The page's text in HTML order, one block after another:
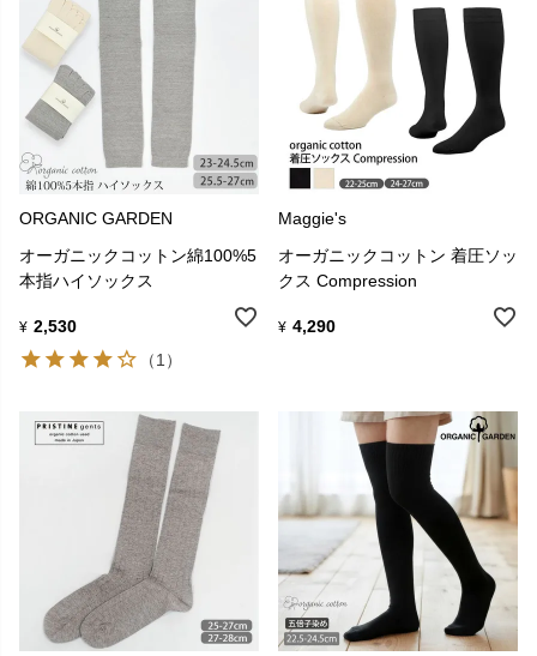
ORGANIC GARDEN
オーガニックコットン綿100%5
本指ハイソックス
¥ 2,530
（1）
Maggie's
オーガニックコットン 着圧ソッ
クス Compression
¥ 4,290